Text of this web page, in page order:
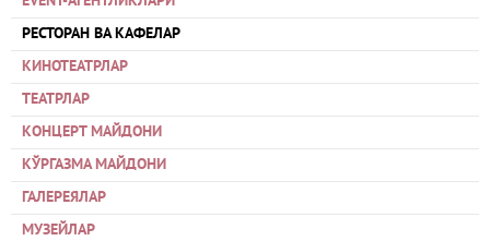
РЕСТОРАН ВА КАФЕЛАР
КИНОТЕАТРЛАР
ТЕАТРЛАР
КОНЦЕРТ МАЙДОНИ
КЎРГАЗМА МАЙДОНИ
ГАЛЕРЕЯЛАР
МУЗЕЙЛАР